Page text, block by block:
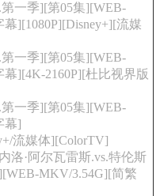
一季][第05集][WEB-
][1080P][Disney+][流媒
一季][第05集][WEB-
][4K-2160P][杜比视界版
一季][第05集][WEB-
幕]
流媒体][ColorTV]
洛·阿尔瓦雷斯.vs.特伦斯
MKV/3.54G][简繁